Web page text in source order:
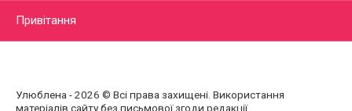
Привітання
Улюблена - 2026 © Всі права захищені. Використання
матеріалів сайту без письмової згоди редакції